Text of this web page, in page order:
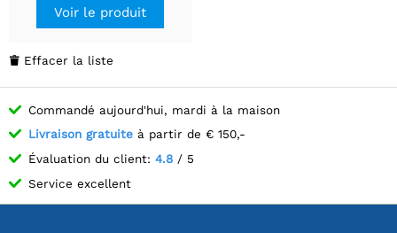
Voir le produit
 Effacer la liste
Commandé aujourd'hui, mardi à la maison
Livraison gratuite à partir de € 150,-
Évaluation du client: 4.8 / 5
Service excellent